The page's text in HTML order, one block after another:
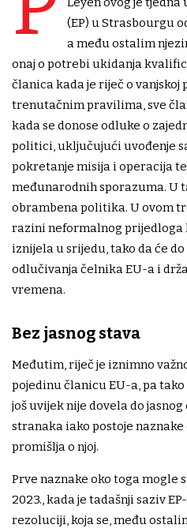
(EP) u Strasbourgu
a među ostalim
onaj o potrebi ukidanja
članica kada je riječ o
trenutačnim pravilima, sve
kada se donose odluke o
politici, uključujući uvođenje
pokretanje misija i operacija
međunarodnih sporazuma. U
obrambena politika. U ovom
razini neformalnog prijedloga
iznijela u srijedu, tako da će
odlučivanja čelnika EU-a i
vremena.
Bez jasnog stava
Međutim, riječ je iznimno
pojedinu članicu EU-a, pa
još uvijek nije dovela do
stranaka iako postoje naznake
promišlja o njoj.
Prve naznake oko toga mogle
2023., kada je tadašnji saziv
rezoluciji, koja se, među